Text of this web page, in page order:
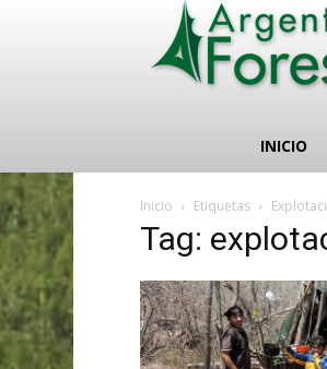
INICIO
Inicio Etiquetas
Tag: